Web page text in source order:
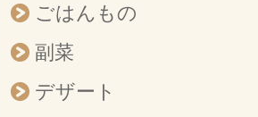
ごはんもの
副菜
デザート